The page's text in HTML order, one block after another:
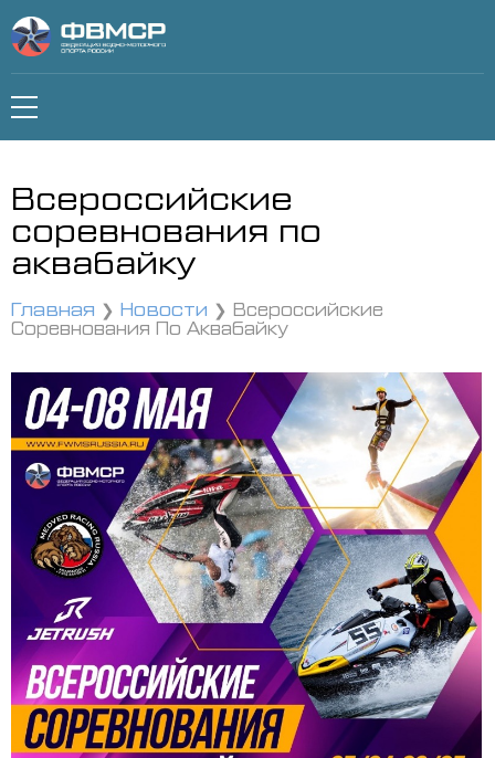
Всероссийские
соревнования по
аквабайку
Главная Новости
Всероссийские
Соревнования По Аквабайку